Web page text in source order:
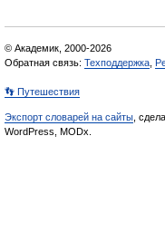
© Академик, 2000-2026
Обратная связь: Техподдержка
👣 Путешествия
Экспорт словарей на сайты ,
WordPress, MODx.